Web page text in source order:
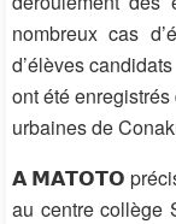
nombreux cas
d’élèves candidats
ont été
urbaines de
𝗔 𝗠𝗔𝗧𝗢𝗧𝗢
au centre collège